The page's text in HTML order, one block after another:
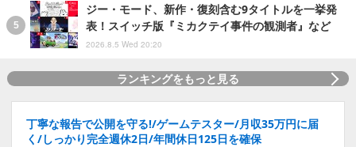
ジー・モード、新作・復刻含む9タイトルを一挙発
表！スイッチ版『ミカクテイ事件の観測者』など
2026.8.5 Wed 20:20
ランキングをもっと見る
丁寧な報告で公開を守る!/ゲームテスター/月収35万円に届
く/しっかり完全週休2日/年間休日125日を確保